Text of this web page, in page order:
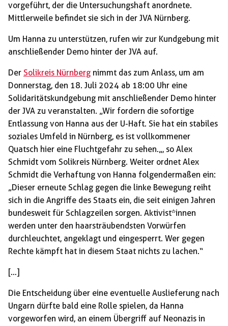
vorgeführt, der die Untersuchungshaft anordnete.
Mittlerweile befindet sie sich in der JVA Nürnberg.
Um Hanna zu unterstützen, rufen wir zur Kundgebung mit
anschließender Demo hinter der JVA auf.
Der Solikreis Nürnberg nimmt das zum Anlass, um am
Donnerstag, den 18. Juli 2024 ab 18:00 Uhr eine
Solidaritätskundgebung mit anschließender Demo hinter
der JVA zu veranstalten. „Wir fordern die sofortige
Entlassung von Hanna aus der U-Haft. Sie hat ein stabiles
soziales Umfeld in Nürnberg, es ist vollkommener
Quatsch hier eine Fluchtgefahr zu sehen.„, so Alex
Schmidt vom Solikreis Nürnberg. Weiter ordnet Alex
Schmidt die Verhaftung von Hanna folgendermaßen ein:
„Dieser erneute Schlag gegen die linke Bewegung reiht
sich in die Angriffe des Staats ein, die seit einigen Jahren
bundesweit für Schlagzeilen sorgen. Aktivist*innen
werden unter den haarsträubendsten Vorwürfen
durchleuchtet, angeklagt und eingesperrt. Wer gegen
Rechte kämpft hat in diesem Staat nichts zu lachen.“
[…]
Die Entscheidung über eine eventuelle Auslieferung nach
Ungarn dürfte bald eine Rolle spielen, da Hanna
vorgeworfen wird, an einem Übergriff auf Neonazis in